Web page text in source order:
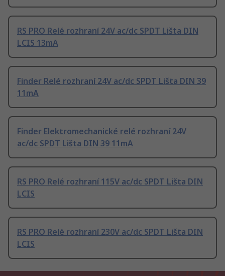
RS PRO Relé rozhraní 24V ac/dc SPDT Lišta DIN
LCIS 13mA
Finder Relé rozhraní 24V ac/dc SPDT Lišta DIN 39
11mA
Finder Elektromechanické relé rozhraní 24V
ac/dc SPDT Lišta DIN 39 11mA
RS PRO Relé rozhraní 115V ac/dc SPDT Lišta DIN
LCIS
RS PRO Relé rozhraní 230V ac/dc SPDT Lišta DIN
LCIS